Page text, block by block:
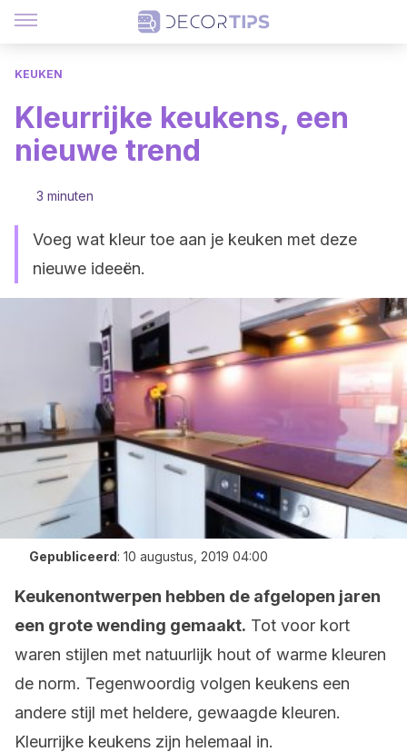
KEUKEN
Kleurrijke keukens, een
nieuwe trend
3 minuten
Voeg wat kleur toe aan je keuken met deze
nieuwe ideeën.
Gepubliceerd: 10 augustus, 2019 04:00
Keukenontwerpen hebben de afgelopen jaren
een grote wending gemaakt. Tot voor kort
waren stijlen met natuurlijk hout of warme kleuren
de norm. Tegenwoordig volgen keukens een
andere stijl met heldere, gewaagde kleuren.
Kleurrijke keukens zijn helemaal in.